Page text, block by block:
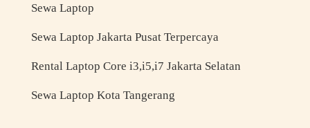
Sewa Laptop
Sewa Laptop Jakarta Pusat Terpercaya
Rental Laptop Core i3,i5,i7 Jakarta Selatan
Sewa Laptop Kota Tangerang